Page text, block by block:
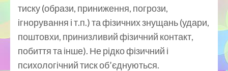
тиску (образи, приниження, погрози,
ігнорування і т.п.) та фізичних знущань (удари,
поштовхи, принизливий фізичний контакт,
побиття та інше). Не рідко фізичний і
психологічний тиск об’єднуються.